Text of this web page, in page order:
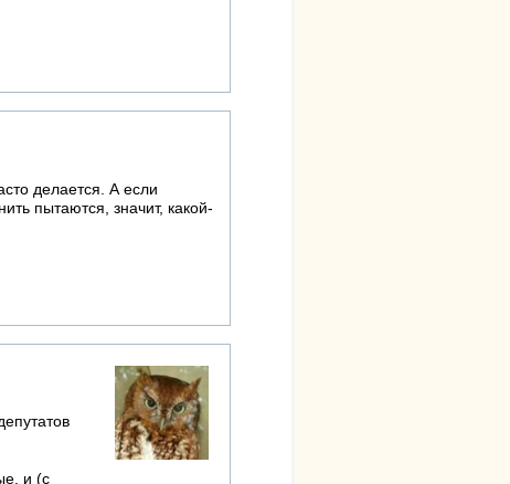
делается. А если
пытаются, значит, какой-
и (с